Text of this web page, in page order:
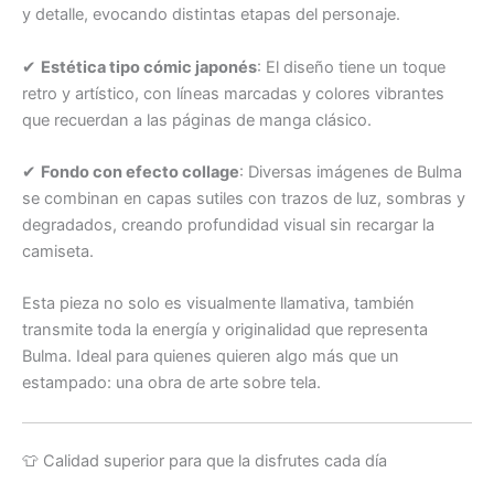
y detalle, evocando distintas etapas del personaje.
✔ Estética tipo cómic japonés: El diseño tiene un toque
retro y artístico, con líneas marcadas y colores vibrantes
que recuerdan a las páginas de manga clásico.
✔ Fondo con efecto collage: Diversas imágenes de Bulma
se combinan en capas sutiles con trazos de luz, sombras y
degradados, creando profundidad visual sin recargar la
camiseta.
Esta pieza no solo es visualmente llamativa, también
transmite toda la energía y originalidad que representa
Bulma. Ideal para quienes quieren algo más que un
estampado: una obra de arte sobre tela.
👕 Calidad superior para que la disfrutes cada día